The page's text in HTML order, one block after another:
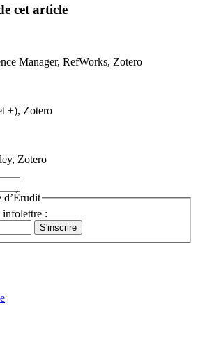
cet article
Manager, RefWorks, Zotero
+), Zotero
Zotero
d’Érudit
infolettre :